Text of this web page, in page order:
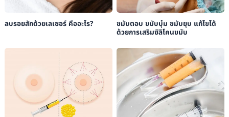
ลบรอยสักด้วยเลเซอร์ คืออะไร?
ขมับตอบ ขมับบุ๋ม ขมับยุบ แก้ไขได้
ด้วยการเสริมซิลิโคนขมับ